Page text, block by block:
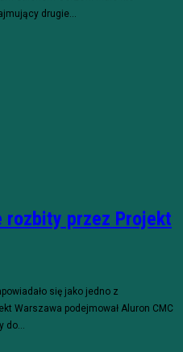
drugie...
rozbity przez Projekt
się jako jedno z
Warszawa podejmował Aluron CMC